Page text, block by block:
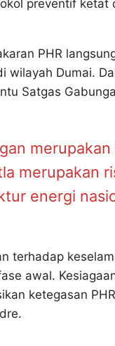
preventif
PHR
Dumai.
Satgas
merupakan
energi
terhadap
awal.
ketegasan